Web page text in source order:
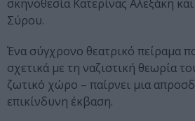
σκηνοθεσία Κατερίνας Αλεξάκη
Σύρου.
Ένα σύγχρονο θεατρικό πείραμα
σχετικά με τη ναζιστική θεωρία
ζωτικό χώρο – παίρνει μια
επικίνδυνη έκβαση.